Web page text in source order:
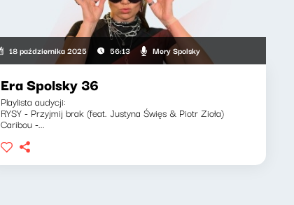
18 października 2025 56:13 Mery Spolsky
Era Spolsky 36
Playlista audycji:
RYSY - Przyjmij brak (feat. Justyna Święs & Piotr Zioła)
Caribou -...